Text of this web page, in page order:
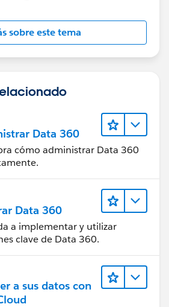
sobre este tema
Data 360
cómo administrar Data 360
Data 360
a implementar y utilizar
clave de Data 360.
a sus datos con